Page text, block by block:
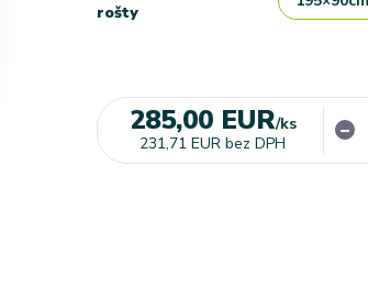
rošty
285,00 EUR/ks
231,71 EUR bez DPH